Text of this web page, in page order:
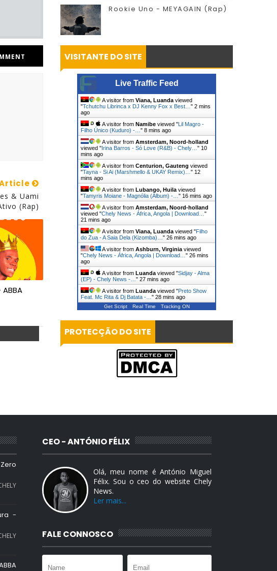
& Uami
(Rap)
Rookie Uno - MEYAGAIN (Rap)
VISITANTE DO SITE
Live Traffic Feed
A visitor from Viana, Luanda viewed
"Tchutchu Librinca x DJ Kenny Fox x Best… " 2 mins
ago
A visitor from Namibe viewed "Lil Magro -
Filho Único (Kuduro) -… " 8 mins ago
A visitor from Amsterdam, Noord-holland
viewed "Irina Barros - Só Love (R&B) - Chely… " 10
mins ago
A visitor from Centurion, Gauteng viewed
"Tayna - Si Ai (Marshmello & UKAY Remix)… " 12
mins ago
A visitor from Lubango, Huila viewed
"Tamyris Moiane - Magnólia (Álbum) -… " 16 mins ago
A visitor from Amsterdam, Noord-holland
viewed "Chely News - África, Angola | Download… "
21 mins ago
A visitor from Viana, Luanda viewed "Filho
do Zua - A Saia Dela (Kizomba)… " 26 mins ago
A visitor from Ashburn, Virginia viewed
"Chely News - África, Angola | Download… " 26 mins
ago
A visitor from Luanda viewed "Sidjay - Alma
(EP) - Chely News -… " 27 mins ago
A visitor from Luanda viewed "Preto Show
Feat. Mc Rita & Dj Batata -… " 28 mins ago
Get Script Real Time Tracking ON
PROTECÇÃO DO SITE
-
CEO - ANTÓNIO FÉLIX
Olá, meu nome é António Miguel
Félix. Sou o ceo do website Chely
News.
Ler mais...
FALE CONNOSCO